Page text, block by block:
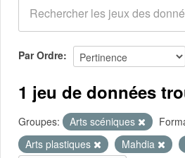
Groupes
Demandes 0
À propos
Par Ordre
1 jeu de données
Groupes: Arts scéniques
Arts plastiques
Mahdia